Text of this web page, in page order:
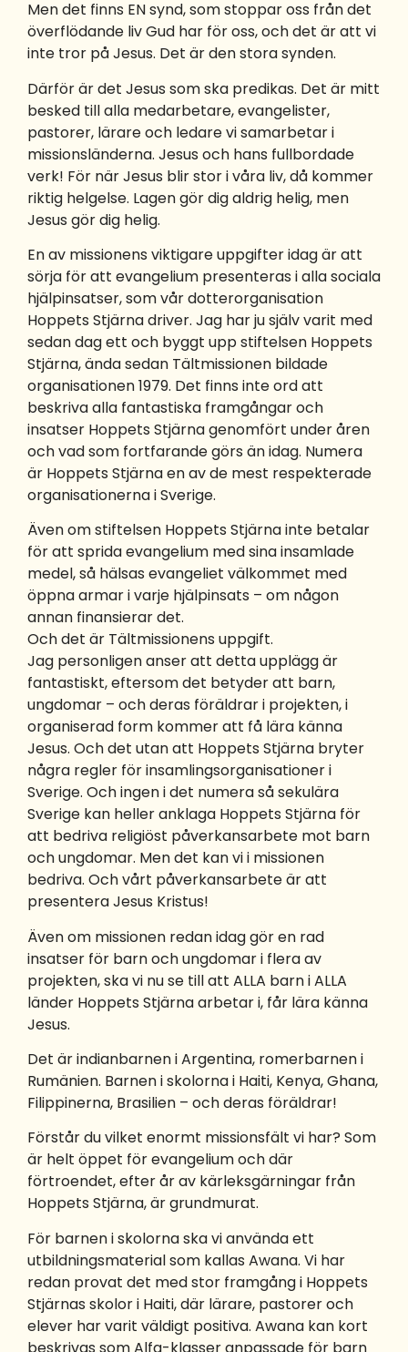
Men det finns EN synd, som stoppar oss från det
överflödande liv Gud har för oss, och det är att vi
inte tror på Jesus. Det är den stora synden.
Därför är det Jesus som ska predikas. Det är mitt
besked till alla medarbetare, evangelister,
pastorer, lärare och ledare vi samarbetar i
missionsländerna. Jesus och hans fullbordade
verk! För när Jesus blir stor i våra liv, då kommer
riktig helgelse. Lagen gör dig aldrig helig, men
Jesus gör dig helig.
En av missionens viktigare uppgifter idag är att
sörja för att evangelium presenteras i alla sociala
hjälpinsatser, som vår dotterorganisation
Hoppets Stjärna driver. Jag har ju själv varit med
sedan dag ett och byggt upp stiftelsen Hoppets
Stjärna, ända sedan Tältmissionen bildade
organisationen 1979. Det finns inte ord att
beskriva alla fantastiska framgångar och
insatser Hoppets Stjärna genomfört under åren
och vad som fortfarande görs än idag. Numera
är Hoppets Stjärna en av de mest respekterade
organisationerna i Sverige.
Även om stiftelsen Hoppets Stjärna inte betalar
för att sprida evangelium med sina insamlade
medel, så hälsas evangeliet välkommet med
öppna armar i varje hjälpinsats – om någon
annan finansierar det.
Och det är Tältmissionens uppgift.
Jag personligen anser att detta upplägg är
fantastiskt, eftersom det betyder att barn,
ungdomar – och deras föräldrar i projekten, i
organiserad form kommer att få lära känna
Jesus. Och det utan att Hoppets Stjärna bryter
några regler för insamlingsorganisationer i
Sverige. Och ingen i det numera så sekulära
Sverige kan heller anklaga Hoppets Stjärna för
att bedriva religiöst påverkansarbete mot barn
och ungdomar. Men det kan vi i missionen
bedriva. Och vårt påverkansarbete är att
presentera Jesus Kristus!
Även om missionen redan idag gör en rad
insatser för barn och ungdomar i flera av
projekten, ska vi nu se till att ALLA barn i ALLA
länder Hoppets Stjärna arbetar i, får lära känna
Jesus.
Det är indianbarnen i Argentina, romerbarnen i
Rumänien. Barnen i skolorna i Haiti, Kenya, Ghana,
Filippinerna, Brasilien – och deras föräldrar!
Förstår du vilket enormt missionsfält vi har? Som
är helt öppet för evangelium och där
förtroendet, efter år av kärleksgärningar från
Hoppets Stjärna, är grundmurat.
För barnen i skolorna ska vi använda ett
utbildningsmaterial som kallas Awana. Vi har
redan provat det med stor framgång i Hoppets
Stjärnas skolor i Haiti, där lärare, pastorer och
elever har varit väldigt positiva. Awana kan kort
beskrivas som Alfa-klasser anpassade för barn